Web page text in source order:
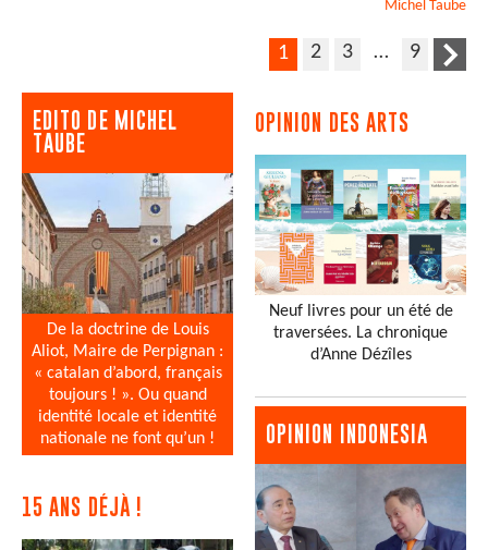
Michel Taube
1 2 3 … 9
EDITO DE MICHEL
TAUBE
De la doctrine de Louis
Aliot, Maire de Perpignan :
« catalan d’abord, français
toujours ! ». Ou quand
identité locale et identité
nationale ne font qu’un !
15 ANS DÉJÀ !
OPINION DES ARTS
Neuf livres pour un été de
traversées. La chronique
d’Anne Dézîles
OPINION INDONESIA